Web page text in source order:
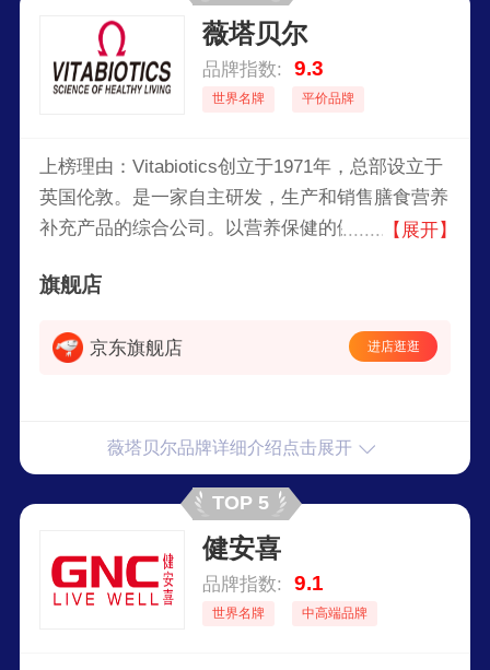
薇塔贝尔
品牌指数: 9.3
世界名牌 平价品牌
上榜理由：Vitabiotics创立于1971年，总部设立于
英国伦敦。是一家自主研发，生产和销售膳食营养
补充产品的综合公司。以营养保健的健康生活为使
康营养保健品的引领者。
【展开】
旗舰店
京东旗舰店 进店逛逛
薇塔贝尔品牌详细介绍点击展开
TOP 5
健安喜
品牌指数: 9.1
世界名牌 中高端品牌